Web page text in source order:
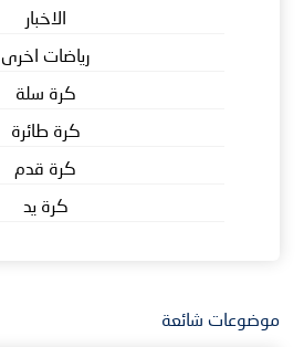
الاخبار
رياضات اخرى
كرة سلة
كرة طائرة
كرة قدم
كرة يد
موضوعات شائعة